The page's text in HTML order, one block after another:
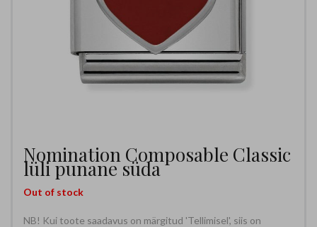
Nomination Composable Classic
lüli punane süda
Out of stock
NB! Kui toote saadavus on märgitud 'Tellimisel', siis on